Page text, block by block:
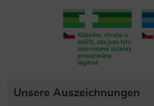
Unsere Auszeichnungen